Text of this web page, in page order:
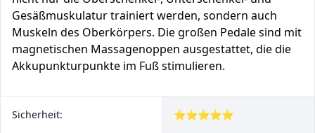
Gesäßmuskulatur trainiert werden, sondern auch
Muskeln des Oberkörpers. Die großen Pedale sind mit
magnetischen Massagenoppen ausgestattet, die die
Akkupunkturpunkte im Fuß stimulieren.
Sicherheit: ⭐⭐⭐⭐⭐